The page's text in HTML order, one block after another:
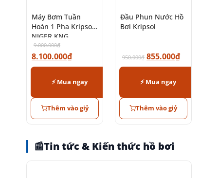
Máy Bơm Tuần
Hoàn 1 Pha Kripsol
NIGER KNG
9.000.000₫
8.100.000₫
⚡ Mua ngay
Thêm vào giỷ
Đầu Phun Nước Hồ
Bơi Kripsol
950.000₫ 855.000₫
⚡ Mua ngay
Thêm vào giỷ
📰Tin tức & Kiến thức hồ bơi